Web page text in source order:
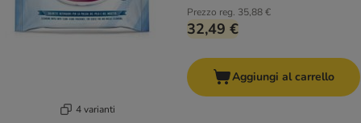
4 varianti
Prezzo reg. 35,88 €
32,49 €
Aggiungi al carrello